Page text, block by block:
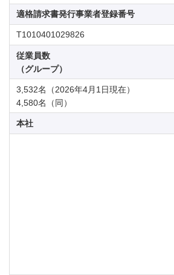
適格請求書発行事業者登録番号
T1010401029826
従業員数
（グループ）
3,532名（2026年4月1日現在）
4,580名（同）
本社